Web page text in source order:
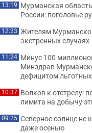
13:19 Мурманская
России: поголовье
12:23 Жителям
экстренных случаях
11:24 Минус 100
Минздрав
дефицитом
10:37 Волков к отстрелу:
лимита на добычу
09:25 Северное солнце не
даже осенью